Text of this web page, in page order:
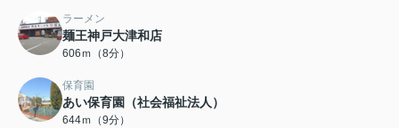
ラーメン
麺王神戸大津和店
606ｍ（8分）
保育園
あい保育園（社会福祉法人）
644ｍ（9分）